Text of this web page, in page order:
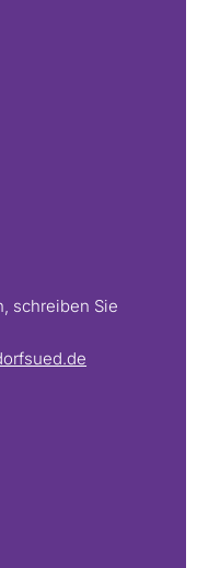
schreiben Sie